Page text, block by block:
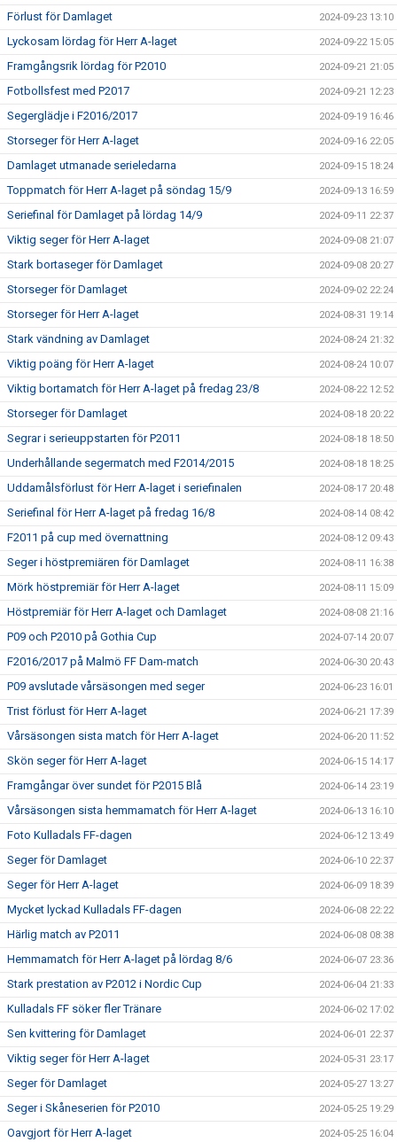
Förlust för Damlaget 2024-09-23 13:10
Lyckosam lördag för Herr A-laget 2024-09-22 15:05
Framgångsrik lördag för P2010 2024-09-21 21:05
Fotbollsfest med P2017 2024-09-21 12:23
Segerglädje i F2016/2017 2024-09-19 16:46
Storseger för Herr A-laget 2024-09-16 22:05
Damlaget utmanade serieledarna 2024-09-15 18:24
Toppmatch för Herr A-laget på söndag 15/9 2024-09-13 16:59
Seriefinal för Damlaget på lördag 14/9 2024-09-11 22:37
Viktig seger för Herr A-laget 2024-09-08 21:07
Stark bortaseger för Damlaget 2024-09-08 20:27
Storseger för Damlaget 2024-09-02 22:24
Storseger för Herr A-laget 2024-08-31 19:14
Stark vändning av Damlaget 2024-08-24 21:32
Viktig poäng för Herr A-laget 2024-08-24 10:07
Viktig bortamatch för Herr A-laget på fredag 23/8 2024-08-22 12:52
Storseger för Damlaget 2024-08-18 20:22
Segrar i serieuppstarten för P2011 2024-08-18 18:50
Underhållande segermatch med F2014/2015 2024-08-18 18:25
Uddamålsförlust för Herr A-laget i seriefinalen 2024-08-17 20:48
Seriefinal för Herr A-laget på fredag 16/8 2024-08-14 08:42
F2011 på cup med övernattning 2024-08-12 09:43
Seger i höstpremiären för Damlaget 2024-08-11 16:38
Mörk höstpremiär för Herr A-laget 2024-08-11 15:09
Höstpremiär för Herr A-laget och Damlaget 2024-08-08 21:16
P09 och P2010 på Gothia Cup 2024-07-14 20:07
F2016/2017 på Malmö FF Dam-match 2024-06-30 20:43
P09 avslutade vårsäsongen med seger 2024-06-23 16:01
Trist förlust för Herr A-laget 2024-06-21 17:39
Vårsäsongen sista match för Herr A-laget 2024-06-20 11:52
Skön seger för Herr A-laget 2024-06-15 14:17
Framgångar över sundet för P2015 Blå 2024-06-14 23:19
Vårsäsongen sista hemmamatch för Herr A-laget 2024-06-13 16:10
Foto Kulladals FF-dagen 2024-06-12 13:49
Seger för Damlaget 2024-06-10 22:37
Seger för Herr A-laget 2024-06-09 18:39
Mycket lyckad Kulladals FF-dagen 2024-06-08 22:22
Härlig match av P2011 2024-06-08 08:38
Hemmamatch för Herr A-laget på lördag 8/6 2024-06-07 23:36
Stark prestation av P2012 i Nordic Cup 2024-06-04 21:33
Kulladals FF söker fler Tränare 2024-06-02 17:02
Sen kvittering för Damlaget 2024-06-01 22:37
Viktig seger för Herr A-laget 2024-05-31 23:17
Seger för Damlaget 2024-05-27 13:27
Seger i Skåneserien för P2010 2024-05-25 19:29
Oavgjort för Herr A-laget 2024-05-25 16:04